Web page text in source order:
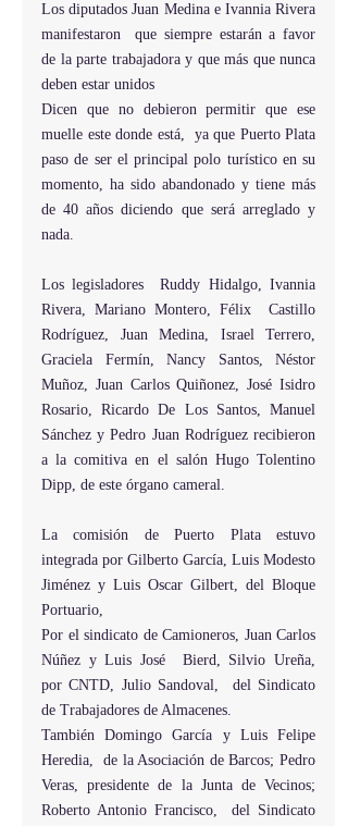
Los diputados Juan Medina e Ivannia Rivera
manifestaron  que siempre estarán a favor
de la parte trabajadora y que más que nunca
deben estar unidos
Dicen que no debieron permitir que ese
muelle este donde está,  ya que Puerto Plata
paso de ser el principal polo turístico en su
momento, ha sido abandonado y tiene más
de 40 años diciendo que será arreglado y
nada.
Los legisladores  Ruddy Hidalgo, Ivannia
Rivera, Mariano Montero, Félix  Castillo
Rodríguez, Juan Medina, Israel Terrero,
Graciela Fermín, Nancy Santos, Néstor
Muñoz, Juan Carlos Quiñonez, José Isidro
Rosario, Ricardo De Los Santos, Manuel
Sánchez y Pedro Juan Rodríguez recibieron
a la comitiva en el salón Hugo Tolentino
Dipp, de este órgano cameral.
La comisión de Puerto Plata estuvo
integrada por Gilberto García, Luis Modesto
Jiménez y Luis Oscar Gilbert, del Bloque
Portuario,
Por el sindicato de Camioneros, Juan Carlos
Núñez y Luis José  Bierd, Silvio Ureña,
por CNTD, Julio Sandoval,  del Sindicato
de Trabajadores de Almacenes.
También Domingo García y Luis Felipe
Heredia,  de la Asociación de Barcos; Pedro
Veras, presidente de la Junta de Vecinos;
Roberto Antonio Francisco,  del Sindicato